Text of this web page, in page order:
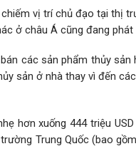
vị trí chủ đạo tại thị
ở châu Á cũng đang phát
các sản phẩm thủy
sản ở nhà thay vì đến
hơn xuống 444 triệu
Trung Quốc (bao